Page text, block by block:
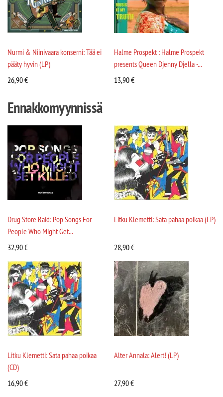
Nurmi & Niinivaara konserni: Tää ei
pääty hyvin (LP)
26,90€
Halme Prospekt : Halme Prospekt
presents Queen Djenny Djella -...
13,90€
Ennakkomyynnissä
Drug Store Raid: Pop Songs For
People Who Might Get...
32,90€
Litku Klemetti: Sata pahaa poikaa (LP)
28,90€
Litku Klemetti: Sata pahaa poikaa
(CD)
16,90€
Alter Annala: Alert! (LP)
27,90€